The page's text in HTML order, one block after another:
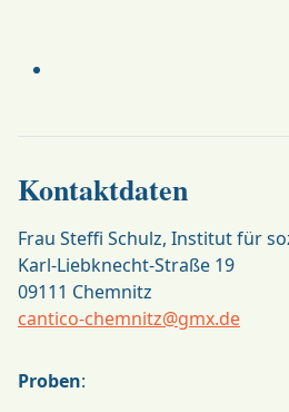
Kontaktdaten
Frau Steffi Schulz, Institut für
Karl-Liebknecht-Straße 19
09111 Chemnitz
cantico-chemnitz@gmx.de
Proben: